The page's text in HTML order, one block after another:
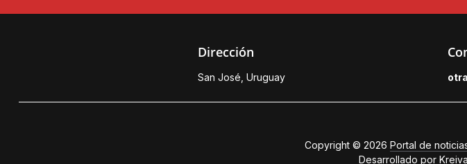
Dirección
San José, Uruguay
Copyright © 2026Portal de
Desarrollado por